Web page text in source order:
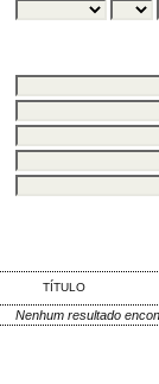
TÍTULO
Nenhum resultado